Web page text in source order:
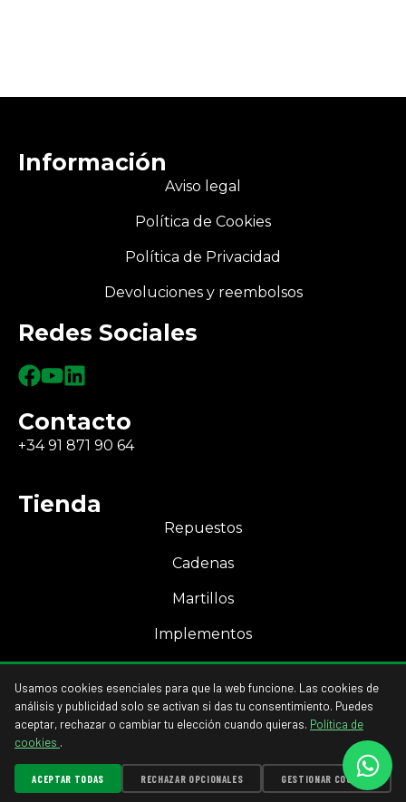
Información
Aviso legal
Política de Cookies
Política de Privacidad
Devoluciones y reembolsos
Redes Sociales
Contacto
+34 91 871 90 64
Tienda
Repuestos
Cadenas
Martillos
Implementos
Acceso a mi cuenta
GESTIONAR COOKIES
Usamos cookies esenciales para que la web funcione. Las cookies de
análisis y publicidad solo se activan si das tu consentimiento. Puedes
aceptar, rechazar o cambiar tu elección cuando quieras. Política de
cookies .
ACEPTAR TODAS RECHAZAR OPCIONALES GESTIONAR COOKIES